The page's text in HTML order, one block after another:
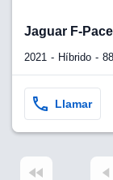
Jaguar F-
2021 Híbrido
Llamar